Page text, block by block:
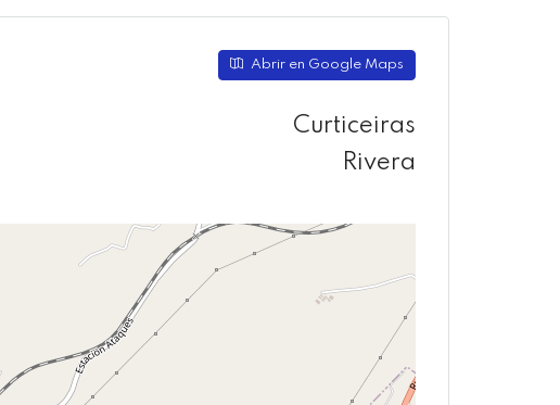
Abrir en Google Maps
Curticeiras
Rivera